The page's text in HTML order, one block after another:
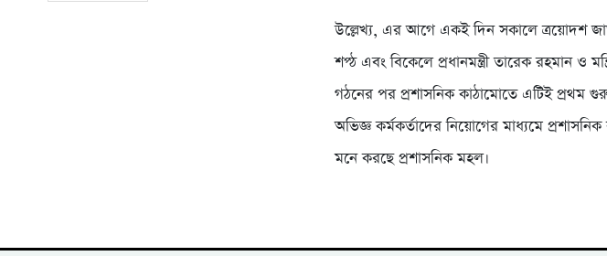
উল্লেখ্য, এর আগে একই দিন সকালে ত্রয়োদশ
শপ্ঠ এবং বিকেলে প্রধানমন্ত্রী তারেক রহমান ও
গঠনের পর প্রশাসনিক কাঠামোতে এটিই প্রথম
অভিজ্ঞ কর্মকর্তাদের নিয়োগের মাধ্যমে
মনে করছে প্রশাসনিক মহল।